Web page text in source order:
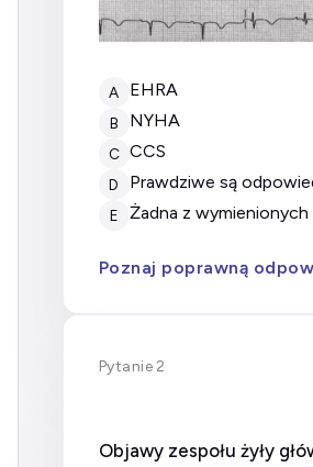
A EHRA
B NYHA
C CCS
D prawdziwe są
E żadna z wymienionych
Poznaj poprawną
Pytanie 2
Objawy zespołu żyły